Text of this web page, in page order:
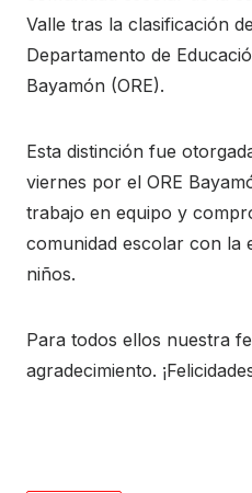
Valle tras la clasificación
Departamento de
Bayamón (ORE).
Esta distinción fue
viernes por el ORE
trabajo en equipo y
comunidad escolar con la
niños.
Para todos ellos nuestra
agradecimiento.